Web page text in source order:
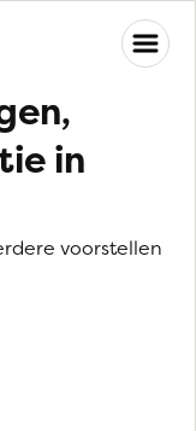
in
voorstellen